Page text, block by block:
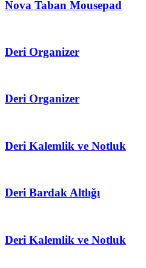
Nova Taban Mousepad
Deri Organizer
Deri Organizer
Deri Kalemlik ve Notluk
Deri Bardak Altlığı
Deri Kalemlik ve Notluk